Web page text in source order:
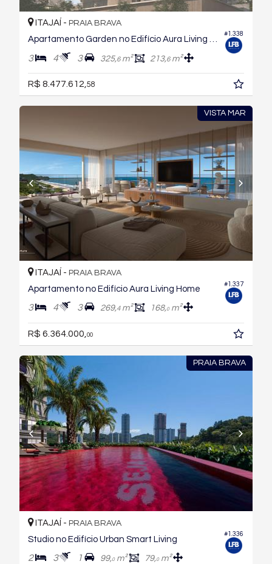
#1.338
ITAJAÍ - PRAIA BRAVA
Apartamento Garden no Edifício Aura Living Home
3 4 3 325,6m² 213,6m²
R$ 8.477.612, 58
VISTA MAR
#1.337
ITAJAÍ - PRAIA BRAVA
Apartamento no Edifício Aura Living Home
3 4 3 269,4m² 168,0m²
R$ 6.364.000,00
PRAIA BRAVA
#1.336
ITAJAÍ - PRAIA BRAVA
Studio no Edifício Urban Smart Living
2 3 1 99,0m² 79,0m²